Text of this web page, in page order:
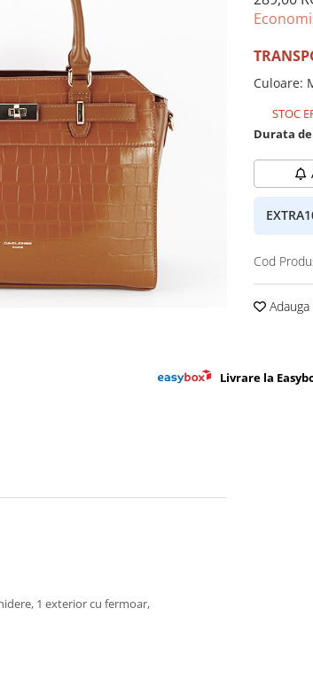
Culoare:
STOC
Durata
Cod
Livrare la
1 exterior cu fermoar,